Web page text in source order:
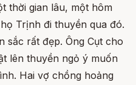
thời gian lâu, một hôm
Trịnh đi thuyền qua đó.
sắc rất đẹp. Ông Cụt cho
lên thuyền ngỏ ý muốn
Hai vợ chồng hoảng